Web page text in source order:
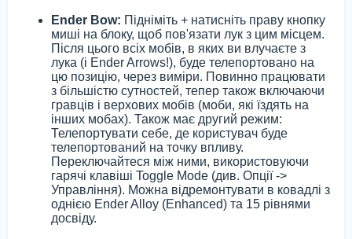
Ender Bow: Підніміть + натисніть праву кнопку
миші на блоку, щоб пов'язати лук з цим місцем.
Після цього всіх мобів, в яких ви влучаєте з
лука (і Ender Arrows!), буде телепортовано на
цю позицію, через виміри. Повинно працювати
з більшістю сутностей, тепер також включаючи
гравців і верхових мобів (моби, які їздять на
інших мобах). Також має другий режим:
Телепортувати себе, де користувач буде
телепортований на точку впливу.
Переключайтеся між ними, використовуючи
гарячі клавіші Toggle Mode (див. Опції ->
Управління). Можна відремонтувати в ковадлі з
однією Ender Alloy (Enhanced) та 15 рівнями
досвіду.